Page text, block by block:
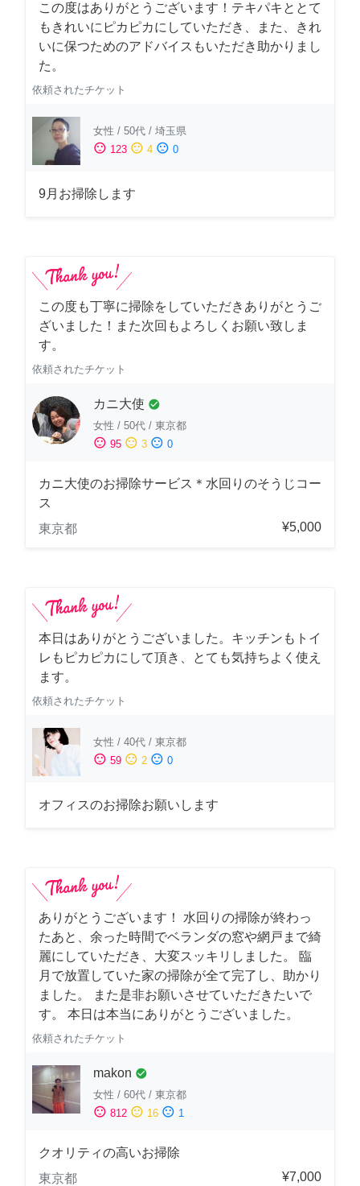
この度はありがとうございます！テキパキととて
もきれいにピカピカにしていただき、また、きれ
いに保つためのアドバイスもいただき助かりまし
た。
依頼されたチケット
女性 / 50代 / 埼玉県
sentiment_satisfied 123 sentiment_neutral 4 sentiment_dissatisfied 0
9月お掃除します
この度も丁寧に掃除をしていただきありがとうご
ざいました！また次回もよろしくお願い致しま
す。
依頼されたチケット
カニ大使 check_circle
女性 / 50代 / 東京都
sentiment_satisfied 95 sentiment_neutral 3 sentiment_dissatisfied 0
カニ大使のお掃除サービス＊水回りのそうじコー
ス
東京都
¥5,000
本日はありがとうございました。キッチンもトイ
レもピカピカにして頂き、とても気持ちよく使え
ます。
依頼されたチケット
女性 / 40代 / 東京都
sentiment_satisfied 59 sentiment_neutral 2 sentiment_dissatisfied 0
オフィスのお掃除お願いします
ありがとうございます！ 水回りの掃除が終わっ
たあと、余った時間でベランダの窓や網戸まで綺
麗にしていただき、大変スッキリしました。 臨
月で放置していた家の掃除が全て完了し、助かり
ました。 また是非お願いさせていただきたいで
す。 本日は本当にありがとうございました。
依頼されたチケット
makon check_circle
女性 / 60代 / 東京都
sentiment_satisfied 812 sentiment_neutral 16 sentiment_dissatisfied 1
クオリティの高いお掃除
東京都
¥7,000